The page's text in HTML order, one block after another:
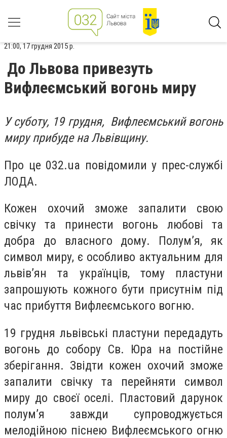
21:00, 17 грудня 2015 р.
До Львова привезуть
Вифлеємський вогонь миру
У суботу, 19 грудня, Вифлеємський вогонь
миру прибуде на Львівщину.
Про це 032.ua повідомили у прес-службі
ЛОДА.
Кожен охочий зможе запалити свою
свічку та принести вогонь любові та
добра до власного дому. Полум’я, як
символ миру, є особливо актуальним для
львів’ян та українців, тому пластуни
запрошують кожного бути присутнім під
час прибуття Вифлеємського вогню.
19 грудня львівські пластуни передадуть
вогонь до собору Св. Юра на постійне
зберігання. Звідти кожен охочий зможе
запалити свічку та перейняти символ
миру до своєї оселі. Пластовий дарунок
полум’я завжди супроводжується
мелодійною піснею Вифлеємського огню